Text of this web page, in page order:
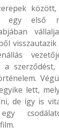
első
a
lett,
de így is